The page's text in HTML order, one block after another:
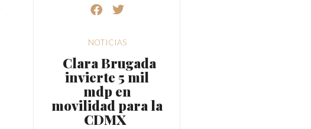
NOTICIAS
Clara Brugada
invierte 5 mil
mdp en
movilidad para la
CDMX